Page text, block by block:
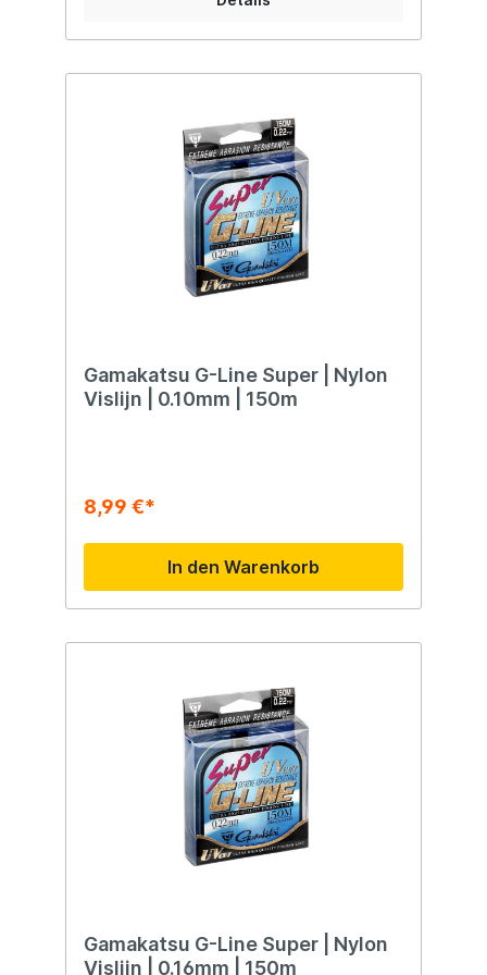
doppelt, was sie zu einer idealen Schnur
Die Fluorocarbon-Schnur ist extrem
Wasser auf. Diese Schnur eignet sich
hervorragend zum Angeln auf Karpfen,
Raubfische und natürlich im klaren
Meerwasser. Die Faith Code Pink wird in
praktischen 500-Meter-Spulen "One Shot"
geliefert, sodass Sie immer genug für jede
Gamakatsu G-Line Super | Nylon
Vislijn | 0.10mm | 150m
8,99 €*
In den Warenkorb
Gamakatsu G-Line Super | Nylon
Vislijn | 0.16mm | 150m